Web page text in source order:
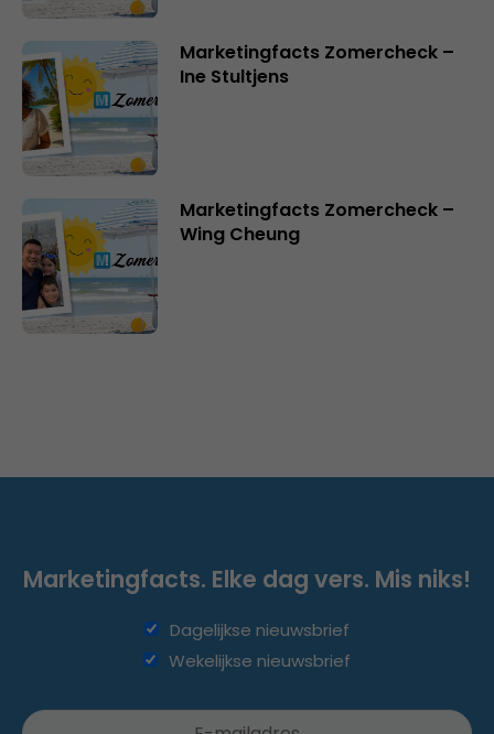
Marketingfacts Zomercheck –
Ine Stultjens
Marketingfacts Zomercheck –
Wing Cheung
Marketingfacts. Elke dag vers. Mis niks!
Dagelijkse nieuwsbrief
Wekelijkse nieuwsbrief